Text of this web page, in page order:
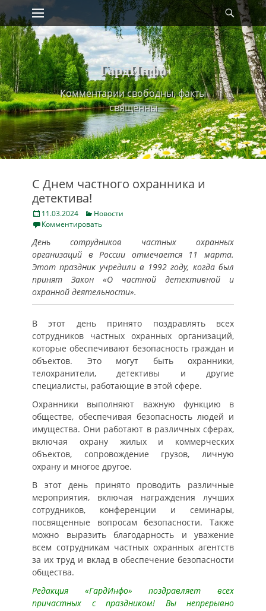
Skip
to
content
Primary Menu
ГардИнфо
Комментарии свободны, факты
священны
С Днем частного охранника и
детектива!
Posted
on
11.03.2024 Categories
Новости
Комментировать
День сотрудников частных охранных
организаций в России отмечается 11 марта.
Этот праздник учредили в 1992 году, когда был
принят Закон «О частной детективной и
охранной деятельности».
В этот день принято поздравлять всех
сотрудников частных охранных организаций,
которые обеспечивают безопасность граждан и
объектов. Это могут быть охранники,
телохранители, детективы и другие
специалисты, работающие в этой сфере.
Охранники выполняют важную функцию в
обществе, обеспечивая безопасность людей и
имущества. Они работают в различных сферах,
включая охрану жилых и коммерческих
объектов, сопровождение грузов, личную
охрану и многое другое.
В этот день принято проводить различные
мероприятия, включая награждения лучших
сотрудников, конференции и семинары,
посвященные вопросам безопасности. Также
можно выразить благодарность и уважение
всем сотрудникам частных охранных агентств
за их труд и вклад в обеспечение безопасности
общества.
Редакция «ГардИнфо» поздравляет всех
причастных с праздником! Вы непрерывно